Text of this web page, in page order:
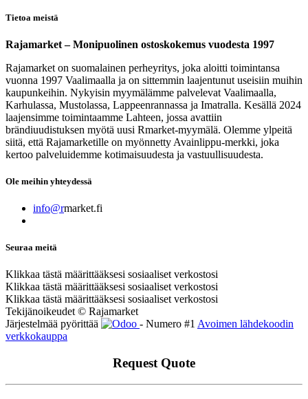
Tietoa meistä
Rajamarket – Monipuolinen ostoskokemus vuodesta 1997
Rajamarket on suomalainen perheyritys, joka aloitti toimintansa
vuonna 1997 Vaalimaalla ja on sittemmin laajentunut useisiin muihin
kaupunkeihin. Nykyisin myymälämme palvelevat Vaalimaalla,
Karhulassa, Mustolassa, Lappeenrannassa ja Imatralla. Kesällä 2024
laajensimme toimintaamme Lahteen, jossa avattiin
brändiuudistuksen myötä uusi Rmarket-myymälä. Olemme ylpeitä
siitä, että Rajamarketille on myönnetty Avainlippu-merkki, joka
kertoo palveluidemme kotimaisuudesta ja vastuullisuudesta.
Ole meihin yhteydessä
info@rmarket.fi
Seuraa meitä
Klikkaa tästä määrittääksesi sosiaaliset verkostosi
Klikkaa tästä määrittääksesi sosiaaliset verkostosi
Klikkaa tästä määrittääksesi sosiaaliset verkostosi
Tekijänoikeudet © Rajamarket
Järjestelmää pyörittää
- Numero #1 Avoimen lähdekoodin
verkkokauppa
Request Quote